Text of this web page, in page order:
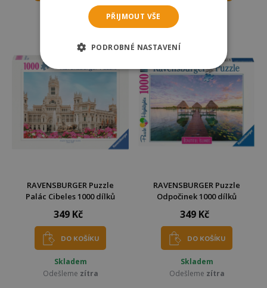
zítra
Odešleme
RAVENSBURGER Puzzle
Palác Cibeles 1000 dílků
349 Kč
DO KOŠÍKU
Skladem
Odešleme zítra
RAVENSBURGER Puzzle
Odpočinek 1000 dílků
349 Kč
DO KOŠÍKU
Skladem
Odešleme zítra
PŘIJMOUT VŠE
PODROBNÉ NASTAVENÍ